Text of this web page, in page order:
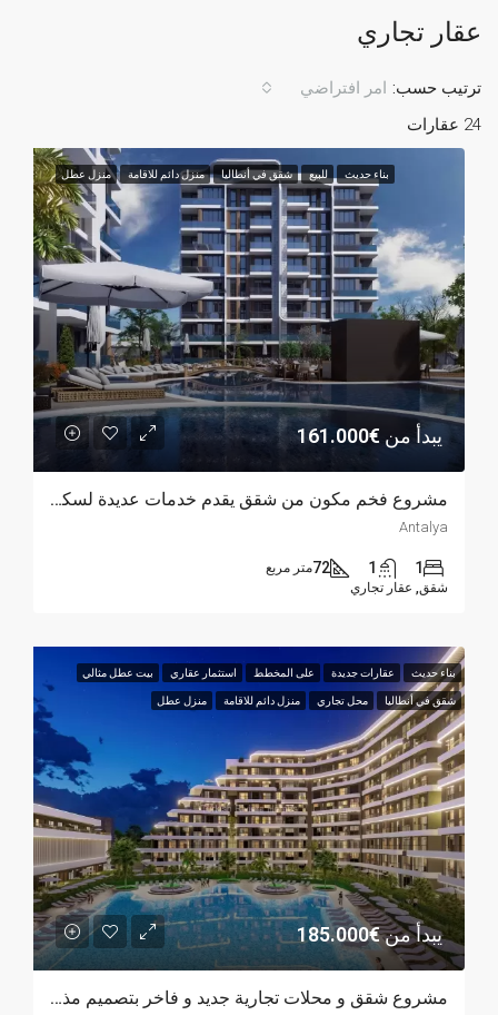
عقار تجاري
24 عقارات
ترتيب حسب: امر افتراضي
بناء حديث للبيع شقق في أنطاليا منزل دائم للاقامة منزل عطل
يبدأ من €161.000
مشروع فخم مكون من شقق يقدم خدمات عديدة لسكانه في ألتنتاش، أنطاليا
Antalya
1
1
72متر مربع
شقق, عقار تجاري
بناء حديث عقارات جديدة على المخطط استثمار عقاري بيت عطل مثالي
شقق في أنطاليا محل تجاري منزل دائم للاقامة منزل عطل
يبدأ من€185.000
مشروع شقق و محلات تجارية جديد و فاخر بتصميم مذهل في أنطاليا